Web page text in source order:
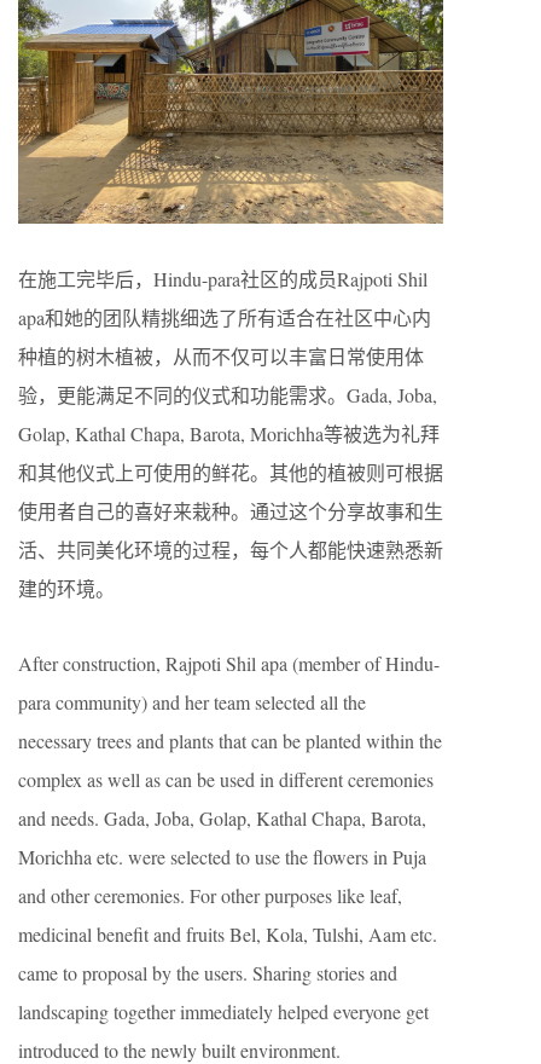
在施工完毕后，Hindu-para社区的成员Rajpoti Shil
apa和她的团队精挑细选了所有适合在社区中心内
种植的树木植被，从而不仅可以丰富日常使用体
验，更能满足不同的仪式和功能需求。Gada, Joba,
Golap, Kathal Chapa, Barota, Morichha等被选为礼拜
和其他仪式上可使用的鲜花。其他的植被则可根据
使用者自己的喜好来栽种。通过这个分享故事和生
活、共同美化环境的过程，每个人都能快速熟悉新
建的环境。
After construction, Rajpoti Shil apa (member of Hindu-
para community) and her team selected all the
necessary trees and plants that can be planted within the
complex as well as can be used in different ceremonies
and needs. Gada, Joba, Golap, Kathal Chapa, Barota,
Morichha etc. were selected to use the flowers in Puja
and other ceremonies. For other purposes like leaf,
medicinal benefit and fruits Bel, Kola, Tulshi, Aam etc.
came to proposal by the users. Sharing stories and
landscaping together immediately helped everyone get
introduced to the newly built environment.